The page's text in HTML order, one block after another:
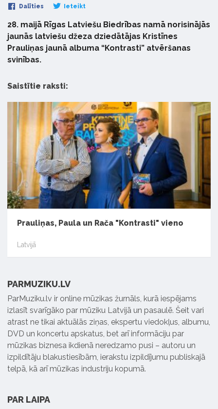
Dalīties Ieteikt
28. maijā Rīgas Latviešu Biedrības namā norisinājās
jaunās latviešu džeza dziedātājas Kristīnes
Prauliņas jaunā albuma “Kontrasti” atvēršanas
svinības.
Saistītie raksti:
Prauliņas, Paula un Rača "Kontrasti" vieno
Latvijā
PARMUZIKU.LV
ParMuziku.lv ir online mūzikas žurnāls, kurā iespējams
izlasīt svarīgāko par mūziku Latvijā un pasaulē. Šeit vari
atrast ne tikai aktuālās ziņas, ekspertu viedokļus, albumu,
DVD un koncertu apskatus, bet arī informāciju par
mūzikas biznesa ikdienā neredzamo pusi – autoru un
izpildītāju blakustiesībām, ierakstu izpildījumu publiskajā
telpā, kā arī mūzikas industriju kopumā.
PAR LAIPA